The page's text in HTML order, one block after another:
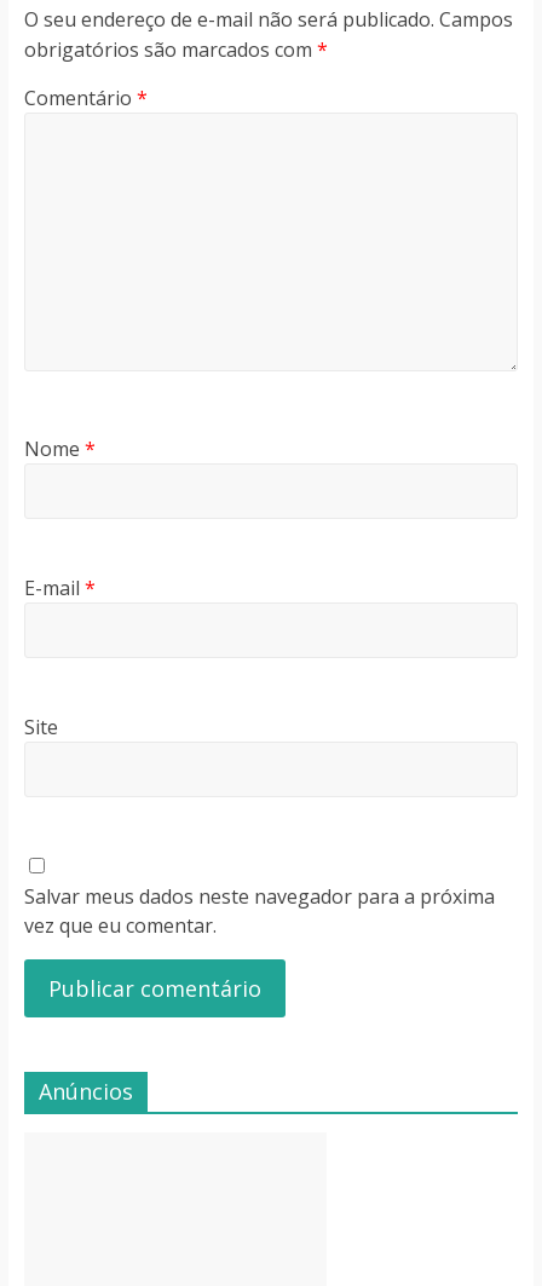
O seu endereço de e-mail não será publicado. Campos
obrigatórios são marcados com *
Comentário *
Nome *
E-mail *
Site
Salvar meus dados neste navegador para a próxima
vez que eu comentar.
Anúncios